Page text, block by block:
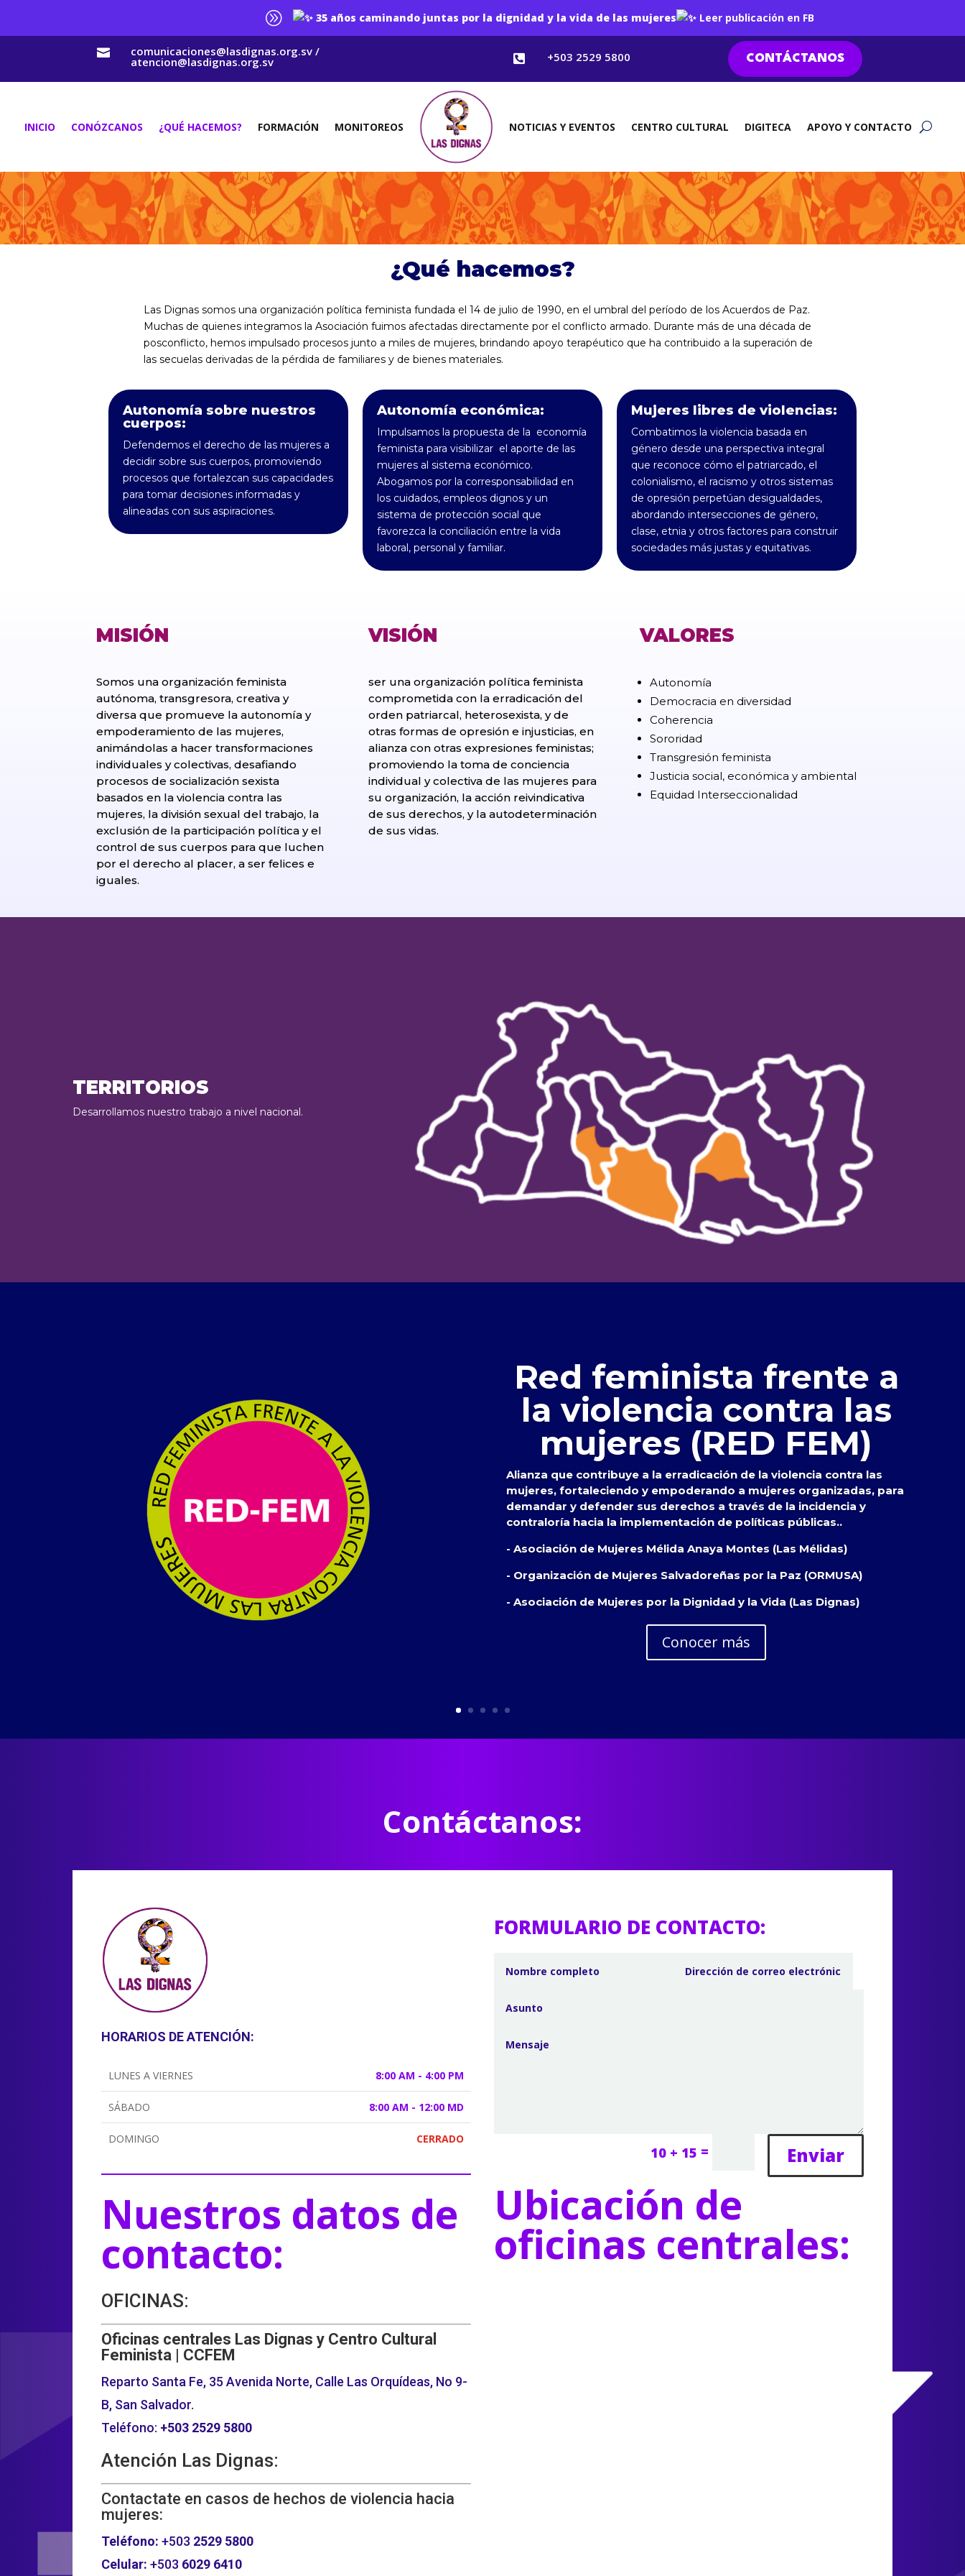
A 35 años caminando juntas por la dignidad y la vida de las mujeres Leer publicación en FB
 comunicaciones@lasdignas.org.sv /
atencion@lasdignas.org.sv  +503 2529 5800 CONTÁCTANOS
INICIO CONÓZCANOS ¿QUÉ HACEMOS? FORMACIÓN MONITOREOS NOTICIAS Y EVENTOS CENTRO CULTURAL DIGITECA APOYO Y CONTACTO
¿Qué hacemos?
Las Dignas somos una organización política feminista fundada el 14 de julio de 1990, en el umbral del período de los Acuerdos de Paz.
Muchas de quienes integramos la Asociación fuimos afectadas directamente por el conflicto armado. Durante más de una década de
posconflicto, hemos impulsado procesos junto a miles de mujeres, brindando apoyo terapéutico que ha contribuido a la superación de
las secuelas derivadas de la pérdida de familiares y de bienes materiales.
Autonomía sobre nuestros
cuerpos:
Defendemos el derecho de las mujeres a
decidir sobre sus cuerpos, promoviendo
procesos que fortalezcan sus capacidades
para tomar decisiones informadas y
alineadas con sus aspiraciones.
Autonomía económica:
Impulsamos la propuesta de la economía
feminista para visibilizar el aporte de las
mujeres al sistema económico.
Abogamos por la corresponsabilidad en
los cuidados, empleos dignos y un
sistema de protección social que
favorezca la conciliación entre la vida
laboral, personal y familiar.
Mujeres libres de violencias:
Combatimos la violencia basada en
género desde una perspectiva integral
que reconoce cómo el patriarcado, el
colonialismo, el racismo y otros sistemas
de opresión perpetúan desigualdades,
abordando intersecciones de género,
clase, etnia y otros factores para construir
sociedades más justas y equitativas.
MISIÓN
Somos una organización feminista
autónoma, transgresora, creativa y
diversa que promueve la autonomía y
empoderamiento de las mujeres,
animándolas a hacer transformaciones
individuales y colectivas, desafiando
procesos de socialización sexista
basados en la violencia contra las
mujeres, la división sexual del trabajo, la
exclusión de la participación política y el
control de sus cuerpos para que luchen
por el derecho al placer, a ser felices e
iguales.
VISIÓN
ser una organización política feminista
comprometida con la erradicación del
orden patriarcal, heterosexista, y de
otras formas de opresión e injusticias, en
alianza con otras expresiones feministas;
promoviendo la toma de conciencia
individual y colectiva de las mujeres para
su organización, la acción reivindicativa
de sus derechos, y la autodeterminación
de sus vidas.
VALORES
Autonomía
Democracia en diversidad
Coherencia
Sororidad
Transgresión feminista
Justicia social, económica y ambiental
Equidad Interseccionalidad
TERRITORIOS
Desarrollamos nuestro trabajo a nivel nacional.
Red feminista frente a
la violencia contra las
mujeres (RED FEM)
Alianza que contribuye a la erradicación de la violencia contra las
mujeres, fortaleciendo y empoderando a mujeres organizadas, para
demandar y defender sus derechos a través de la incidencia y
contraloría hacia la implementación de políticas públicas..
- Asociación de Mujeres Mélida Anaya Montes (Las Mélidas)
- Organización de Mujeres Salvadoreñas por la Paz (ORMUSA)
- Asociación de Mujeres por la Dignidad y la Vida (Las Dignas)
Conocer más
Contáctanos:
HORARIOS DE ATENCIÓN:
LUNES A VIERNES 8:00 AM - 4:00 PM
SÁBADO 8:00 AM - 12:00 MD
DOMINGO CERRADO
Nuestros datos de
contacto:
OFICINAS:
Oficinas centrales Las Dignas y Centro Cultural
Feminista | CCFEM
Reparto Santa Fe, 35 Avenida Norte, Calle Las Orquídeas, No 9-
B, San Salvador.
Teléfono: +503 2529 5800
Atención Las Dignas:
Contactate en casos de hechos de violencia hacia
mujeres:
Teléfono: +503 2529 5800
Celular: +503 6029 6410
FORMULARIO DE CONTACTO:
10 + 15 = Enviar
Ubicación de
oficinas centrales: